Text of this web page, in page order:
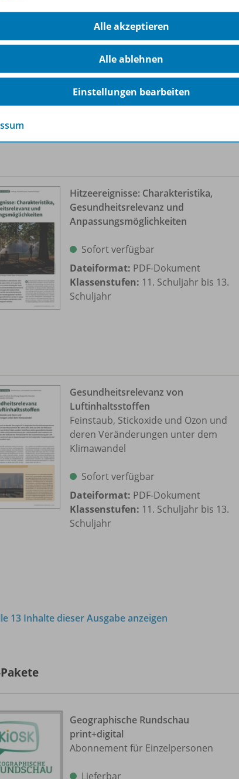
Europa
Schuljahr
Hitzeereignisse: Charakteristika,
Gesundheitsrelevanz und
Anpassungsmöglichkeiten
Sofort verfügbar
Dateiformat: PDF-Dokument
Klassenstufen: 11. Schuljahr bis 13.
Schuljahr
Gesundheitsrelevanz von
Luftinhaltsstoffen
Feinstaub, Stickoxide und Ozon und
deren Veränderungen unter dem
Klimawandel
Sofort verfügbar
Dateiformat: PDF-Dokument
Klassenstufen: 11. Schuljahr bis 13.
Schuljahr
13 Inhalte dieser Ausgabe anzeigen
Geographische Rundschau
print+digital
Abonnement für Einzelpersonen
Lieferbar
Alle akzeptieren
Alle ablehnen
Einstellungen bearbeiten